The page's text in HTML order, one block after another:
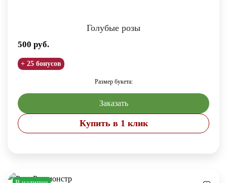
Голубые розы
500 руб.
+ 25 бонусов
Размер букета:
Заказать
Купить в 1 клик